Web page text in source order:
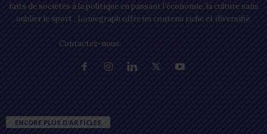
faits de sociétés à la politique en passant l’économie, la culture sans
oublier le sport ; Lomegraph offre un contenu riche et diversifié.
Contactez-nous:
ENCORE PLUS D'ARTICLES